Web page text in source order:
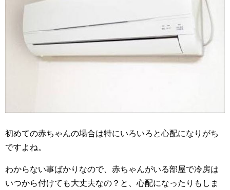
初めての赤ちゃんの場合は特にいろいろと心配になりがち
ですよね。
わからない事ばかりなので、赤ちゃんがいる部屋で冷房は
いつから付けても大丈夫なの？と、心配になったりもしま